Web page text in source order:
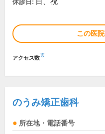
休診日:
この医
アクセス数※
のうみ矯正歯科
所在地・電話番号